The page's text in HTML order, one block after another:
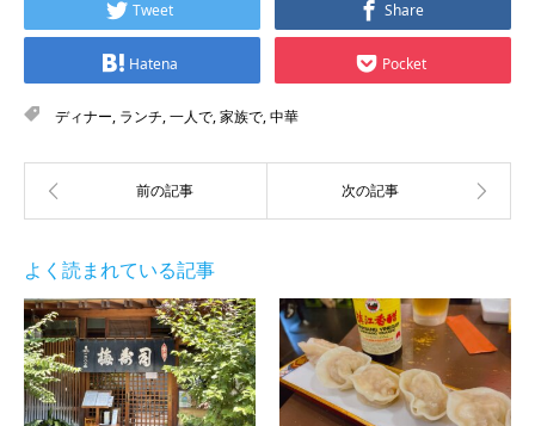
Tweet Share
Hatena Pocket
ディナー, ランチ,一人で,家族で,中華
よく読まれている記事